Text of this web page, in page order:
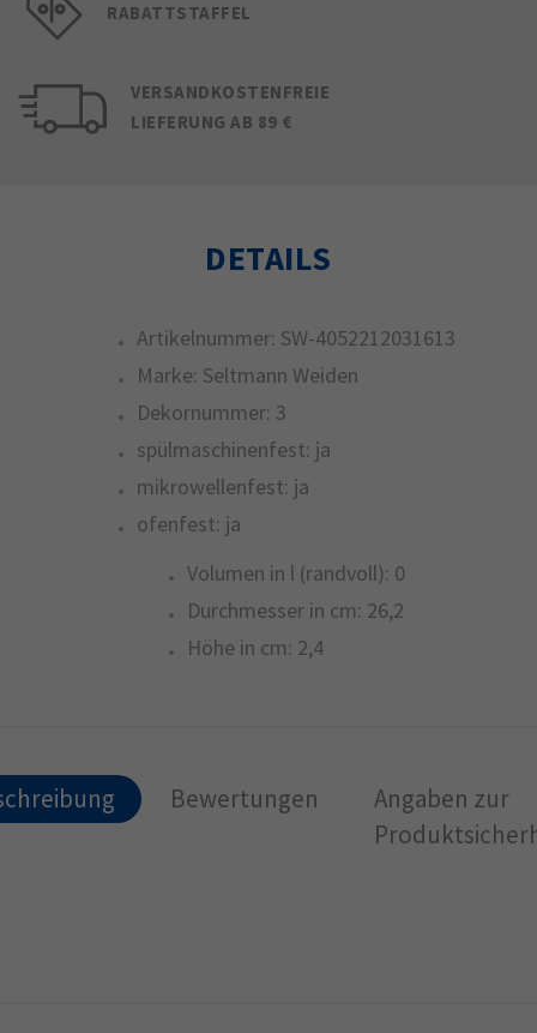
RABATTSTAFFEL
VERSANDKOSTENFREIE
LIEFERUNG AB 89 €
DETAILS
Artikelnummer: SW-4052212031613
Marke: Seltmann Weiden
Dekornummer: 3
spülmaschinenfest: ja
mikrowellenfest: ja
ofenfest: ja
Volumen in l (randvoll): 0
Durchmesser in cm: 26,2
Höhe in cm: 2,4
Bewertungen
Angaben zur